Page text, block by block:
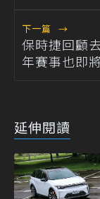
下一篇 →
保時捷回顧
年賽事也即
延伸閱讀